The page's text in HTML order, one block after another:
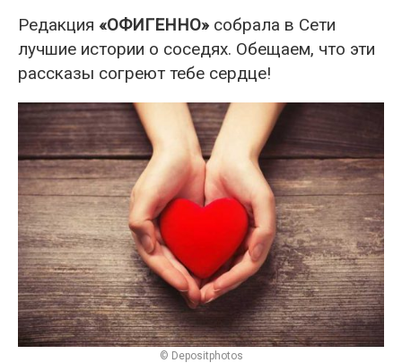
Редакция «ОФИГЕННО» собрала в Сети
лучшие истории о соседях. Обещаем, что эти
рассказы согреют тебе сердце!
© Depositphotos